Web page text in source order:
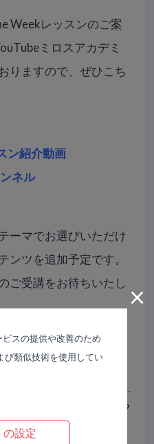
Weekレッスンのご案
ミロスアカデミ
りますので、ぜひこち
ン紹介動画
ネル
ーマでお選びいただけ
ンツを追加予定です。
ご受講をお待ちいたし
前の記事
どこでもオンラインで学べる
オンライン】
×
スの提供や改善のため
び類似技術を使用してい
の設定